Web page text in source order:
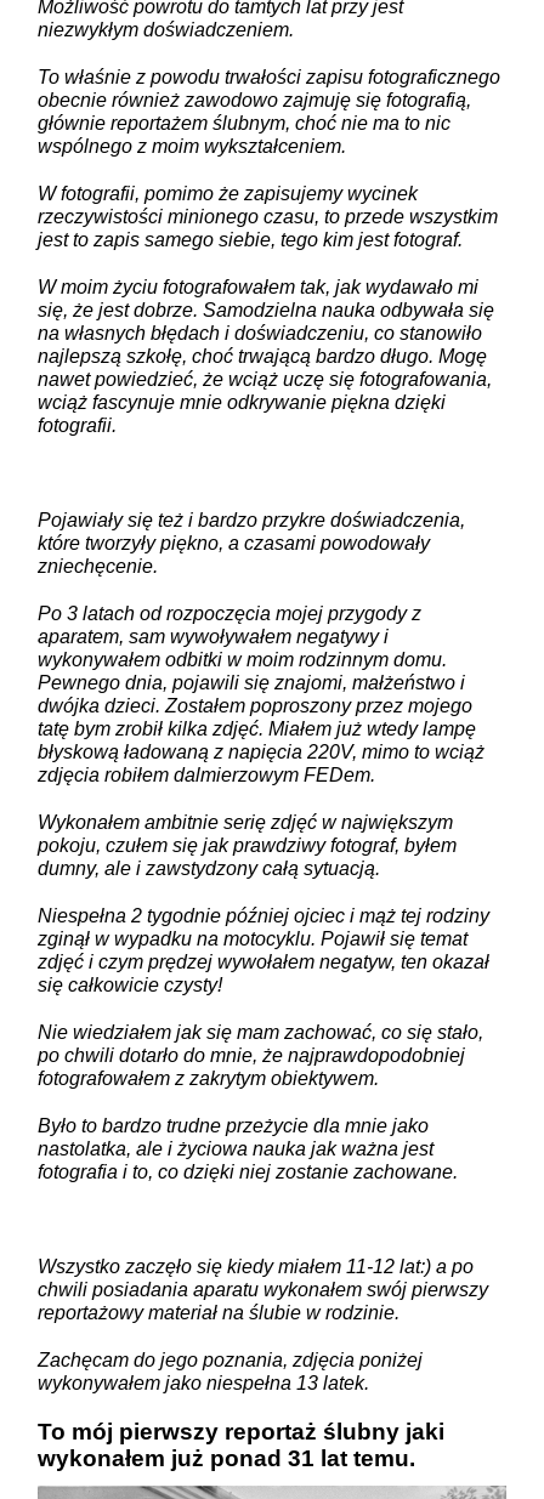
Możliwość powrotu do tamtych lat przy jest
niezwykłym doświadczeniem.
To właśnie z powodu trwałości zapisu fotograficznego
obecnie również zawodowo zajmuję się fotografią,
głównie reportażem ślubnym, choć nie ma to nic
wspólnego z moim wykształceniem.
W fotografii, pomimo że zapisujemy wycinek
rzeczywistości minionego czasu, to przede wszystkim
jest to zapis samego siebie, tego kim jest fotograf.
W moim życiu fotografowałem tak, jak wydawało mi
się, że jest dobrze. Samodzielna nauka odbywała się
na własnych błędach i doświadczeniu, co stanowiło
najlepszą szkołę, choć trwającą bardzo długo. Mogę
nawet powiedzieć, że wciąż uczę się fotografowania,
wciąż fascynuje mnie odkrywanie piękna dzięki
fotografii.
Pojawiały się też i bardzo przykre doświadczenia,
które tworzyły piękno, a czasami powodowały
zniechęcenie.
Po 3 latach od rozpoczęcia mojej przygody z
aparatem, sam wywoływałem negatywy i
wykonywałem odbitki w moim rodzinnym domu.
Pewnego dnia, pojawili się znajomi, małżeństwo i
dwójka dzieci. Zostałem poproszony przez mojego
tatę bym zrobił kilka zdjęć. Miałem już wtedy lampę
błyskową ładowaną z napięcia 220V, mimo to wciąż
zdjęcia robiłem dalmierzowym FEDem.
Wykonałem ambitnie serię zdjęć w największym
pokoju, czułem się jak prawdziwy fotograf, byłem
dumny, ale i zawstydzony całą sytuacją.
Niespełna 2 tygodnie później ojciec i mąż tej rodziny
zginął w wypadku na motocyklu. Pojawił się temat
zdjęć i czym prędzej wywołałem negatyw, ten okazał
się całkowicie czysty!
Nie wiedziałem jak się mam zachować, co się stało,
po chwili dotarło do mnie, że najprawdopodobniej
fotografowałem z zakrytym obiektywem.
Było to bardzo trudne przeżycie dla mnie jako
nastolatka, ale i życiowa nauka jak ważna jest
fotografia i to, co dzięki niej zostanie zachowane.
Wszystko zaczęło się kiedy miałem 11-12 lat:) a po
chwili posiadania aparatu wykonałem swój pierwszy
reportażowy materiał na ślubie w rodzinie.
Zachęcam do jego poznania, zdjęcia poniżej
wykonywałem jako niespełna 13 latek.
To mój pierwszy reportaż ślubny jaki
wykonałem już ponad 31 lat temu.